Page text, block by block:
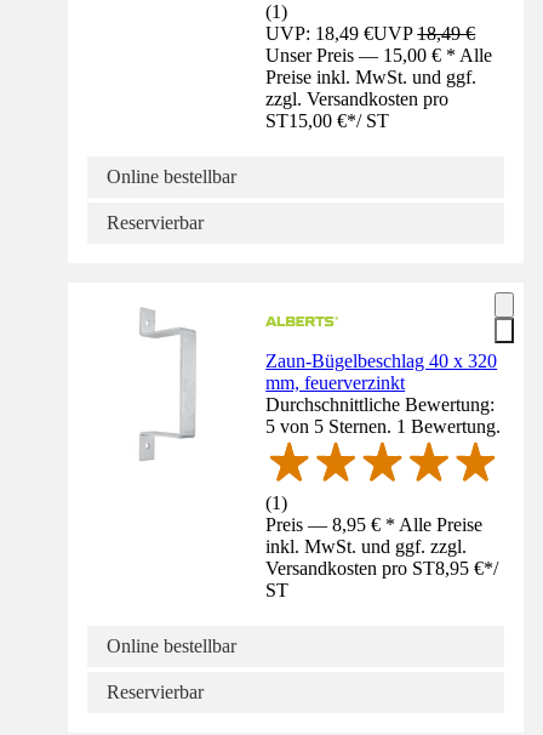
(1)
UVP: 18,49 €UVP18,49 €
Unser Preis — 15,00 € * Alle
Preise inkl. MwSt. und ggf.
zzgl. Versandkosten pro
ST15,00 €*/ ST
Online bestellbar
Reservierbar
Zaun-Bügelbeschlag 40 x 320
mm, feuerverzinkt
Durchschnittliche Bewertung:
5 von 5 Sternen. 1 Bewertung.
(1)
Preis — 8,95 € * Alle Preise
inkl. MwSt. und ggf. zzgl.
Versandkosten pro ST8,95 €*/
ST
Online bestellbar
Reservierbar